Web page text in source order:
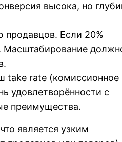
высока, но
продавцов. Если 20%
Масштабирование
take rate (комиссионное
удовлетворённости с
преимущества.
является узким